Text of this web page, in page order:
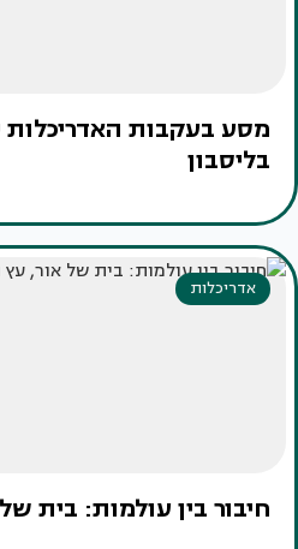
מסע בעקבות האדריכלות
בליסבון
אדריכלות
חיבור בין עולמות: בית